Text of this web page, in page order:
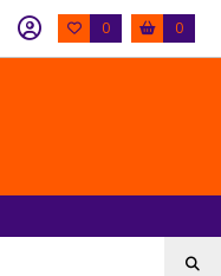
0 0